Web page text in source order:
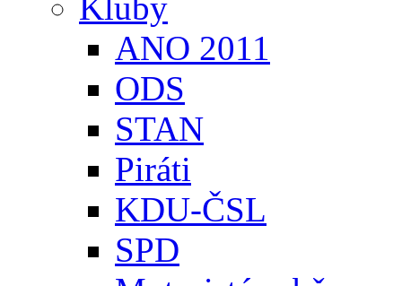
ANO 2011
ODS
STAN
Piráti
KDU-ČSL
SPD